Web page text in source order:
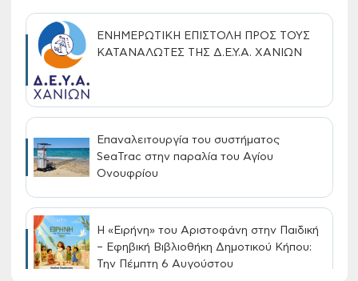
ΕΝΗΜΕΡΩΤΙΚΗ ΕΠΙΣΤΟΛΗ ΠΡΟΣ ΤΟΥΣ
ΚΑΤΑΝΑΛΩΤΕΣ ΤΗΣ Δ.Ε.Υ.Α. ΧΑΝΙΩΝ
Επαναλειτουργία του συστήματος
SeaTrac στην παραλία του Αγίου
Ονουφρίου
Η «Ειρήνη» του Αριστοφάνη στην Παιδική
– Εφηβική Βιβλιοθήκη Δημοτικού Κήπου:
Την Πέμπτη 6 Αυγούστου